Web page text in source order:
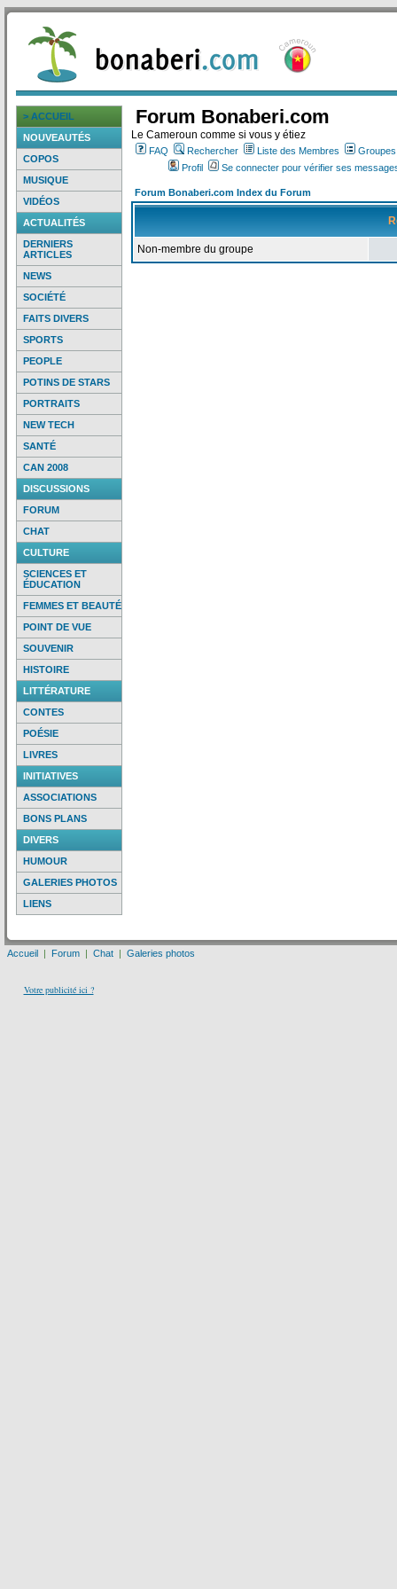
> ACCUEIL
NOUVEAUTÉS
COPOS
MUSIQUE
VIDÉOS
ACTUALITÉS
DERNIERS
ARTICLES
NEWS
SOCIÉTÉ
FAITS DIVERS
SPORTS
PEOPLE
POTINS DE STARS
PORTRAITS
NEW TECH
SANTÉ
CAN 2008
DISCUSSIONS
FORUM
CHAT
CULTURE
SCIENCES ET
ÉDUCATION
FEMMES ET BEAUTÉ
POINT DE VUE
SOUVENIR
HISTOIRE
LITTÉRATURE
CONTES
POÉSIE
LIVRES
INITIATIVES
ASSOCIATIONS
BONS PLANS
DIVERS
HUMOUR
GALERIES PHOTOS
LIENS
Forum Bonaberi.com
Le Cameroun comme si vous y étiez
FAQ Rechercher Liste des Membres
Profil
Se connecter pour vérifier ses
Forum Bonaberi.com Index du Forum
Non-membre du groupe
Accueil | Forum | Chat | Galeries photos
Votre publicité ici ?